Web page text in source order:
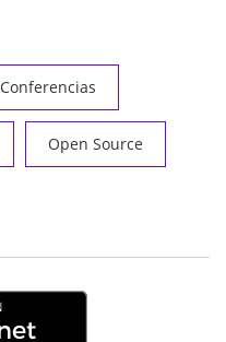
Conferencias
Open Source